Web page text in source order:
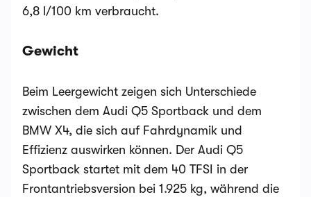
6,8 l/100 km verbraucht​​.
Gewicht
Beim Leergewicht zeigen sich Unterschiede
zwischen dem Audi Q5 Sportback und dem
BMW X4, die sich auf Fahrdynamik und
Effizienz auswirken können. Der Audi Q5
Sportback startet mit dem 40 TFSI in der
Frontantriebsversion bei 1.925 kg, während die